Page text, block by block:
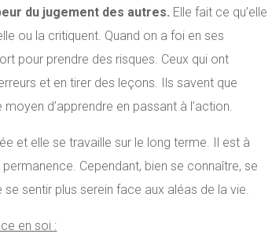
du jugement des autres. Elle fait ce qu’elle
ou la critiquent. Quand on a foi en ses
pour prendre des risques. Ceux qui ont
et en tirer des leçons. Ils savent que
moyen d’apprendre en passant à l’action.
et elle se travaille sur le long terme. Il est à
Cependant, bien se connaître, se
sentir plus serein face aux aléas de la vie.
en soi :